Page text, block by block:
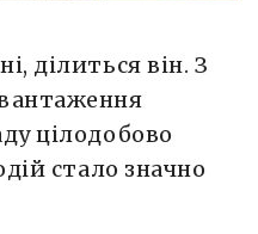
ділиться він. З
цілодобово
стало значно